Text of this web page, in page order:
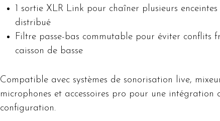
1 sortie XLR Link pour chaîner plusieurs
distribué
Filtre passe-bas commutable pour éviter conflits
caisson de basse
Compatible avec systèmes de sonorisation live,
microphones et accessoires pro pour une intégration
configuration.